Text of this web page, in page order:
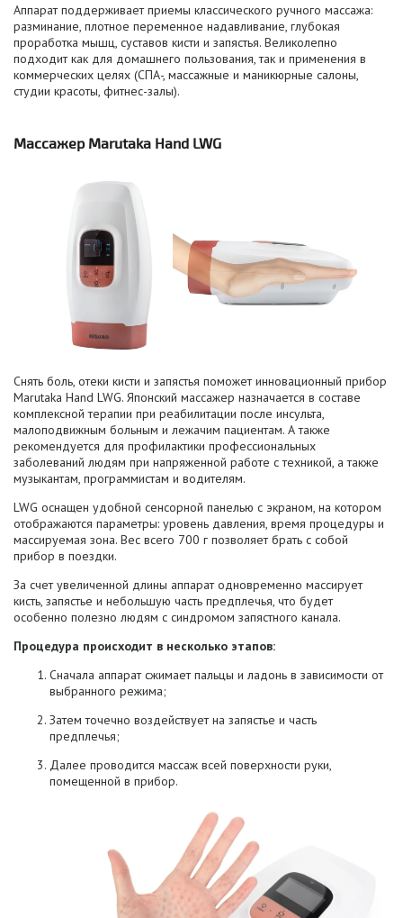
Аппарат поддерживает приемы классического ручного массажа:
разминание, плотное переменное надавливание, глубокая
проработка мышц, суставов кисти и запястья. Великолепно
подходит как для домашнего пользования, так и применения в
коммерческих целях (СПА-, массажные и маникюрные салоны,
студии красоты, фитнес-залы).
Массажер Marutaka Hand LWG
Снять боль, отеки кисти и запястья поможет инновационный прибор
Marutaka Hand LWG. Японский массажер назначается в составе
комплексной терапии при реабилитации после инсульта,
малоподвижным больным и лежачим пациентам. А также
рекомендуется для профилактики профессиональных
заболеваний людям при напряженной работе с техникой, а также
музыкантам, программистам и водителям.
LWG оснащен удобной сенсорной панелью с экраном, на котором
отображаются параметры: уровень давления, время процедуры и
массируемая зона. Вес всего 700 г позволяет брать с собой
прибор в поездки.
За счет увеличенной длины аппарат одновременно массирует
кисть, запястье и небольшую часть предплечья, что будет
особенно полезно людям с синдромом запястного канала.
Процедура происходит в несколько этапов:
Сначала аппарат сжимает пальцы и ладонь в зависимости от
выбранного режима;
Затем точечно воздействует на запястье и часть
предплечья;
Далее проводится массаж всей поверхности руки,
помещенной в прибор.